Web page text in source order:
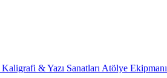
Kaligrafi & Yazı Sanatları Atölye Ekipmanı